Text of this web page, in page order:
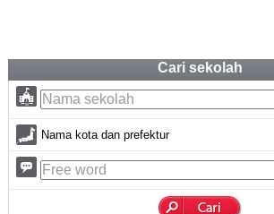
Cari sekolah
Nama kota dan prefektur